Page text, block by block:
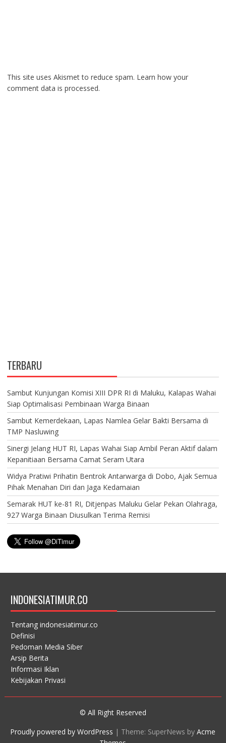
This site uses Akismet to reduce spam. Learn how your
comment data is processed.
TERBARU
Sambut Kunjungan Komisi XIII DPR RI di Maluku, Kalapas Wahai
Siap Optimalisasi Pembinaan Warga Binaan
Sambut Kemerdekaan, Lapas Namlea Gelar Bakti Bersama di
TMP Nasluwing
Sinergi Jelang HUT RI, Lapas Wahai Siap Ambil Peran Aktif dalam
Kepanitiaan Bersama Camat Seram Utara
Widya Pratiwi Prihatin Bentrok Antarwarga di Dobo, Ajak Semua
Pihak Menahan Diri dan Jaga Kedamaian
Semarak HUT ke-81 RI, Ditjenpas Maluku Gelar Pekan Olahraga,
927 Warga Binaan Diusulkan Terima Remisi
INDONESIATIMUR.CO
Tentang indonesiatimur.co
Definisi
Pedoman Media Siber
Arsip Berita
Informasi Iklan
Kebijakan Privasi
© All Right Reserved
Proudly powered by WordPress | Theme: SuperNews byAcme